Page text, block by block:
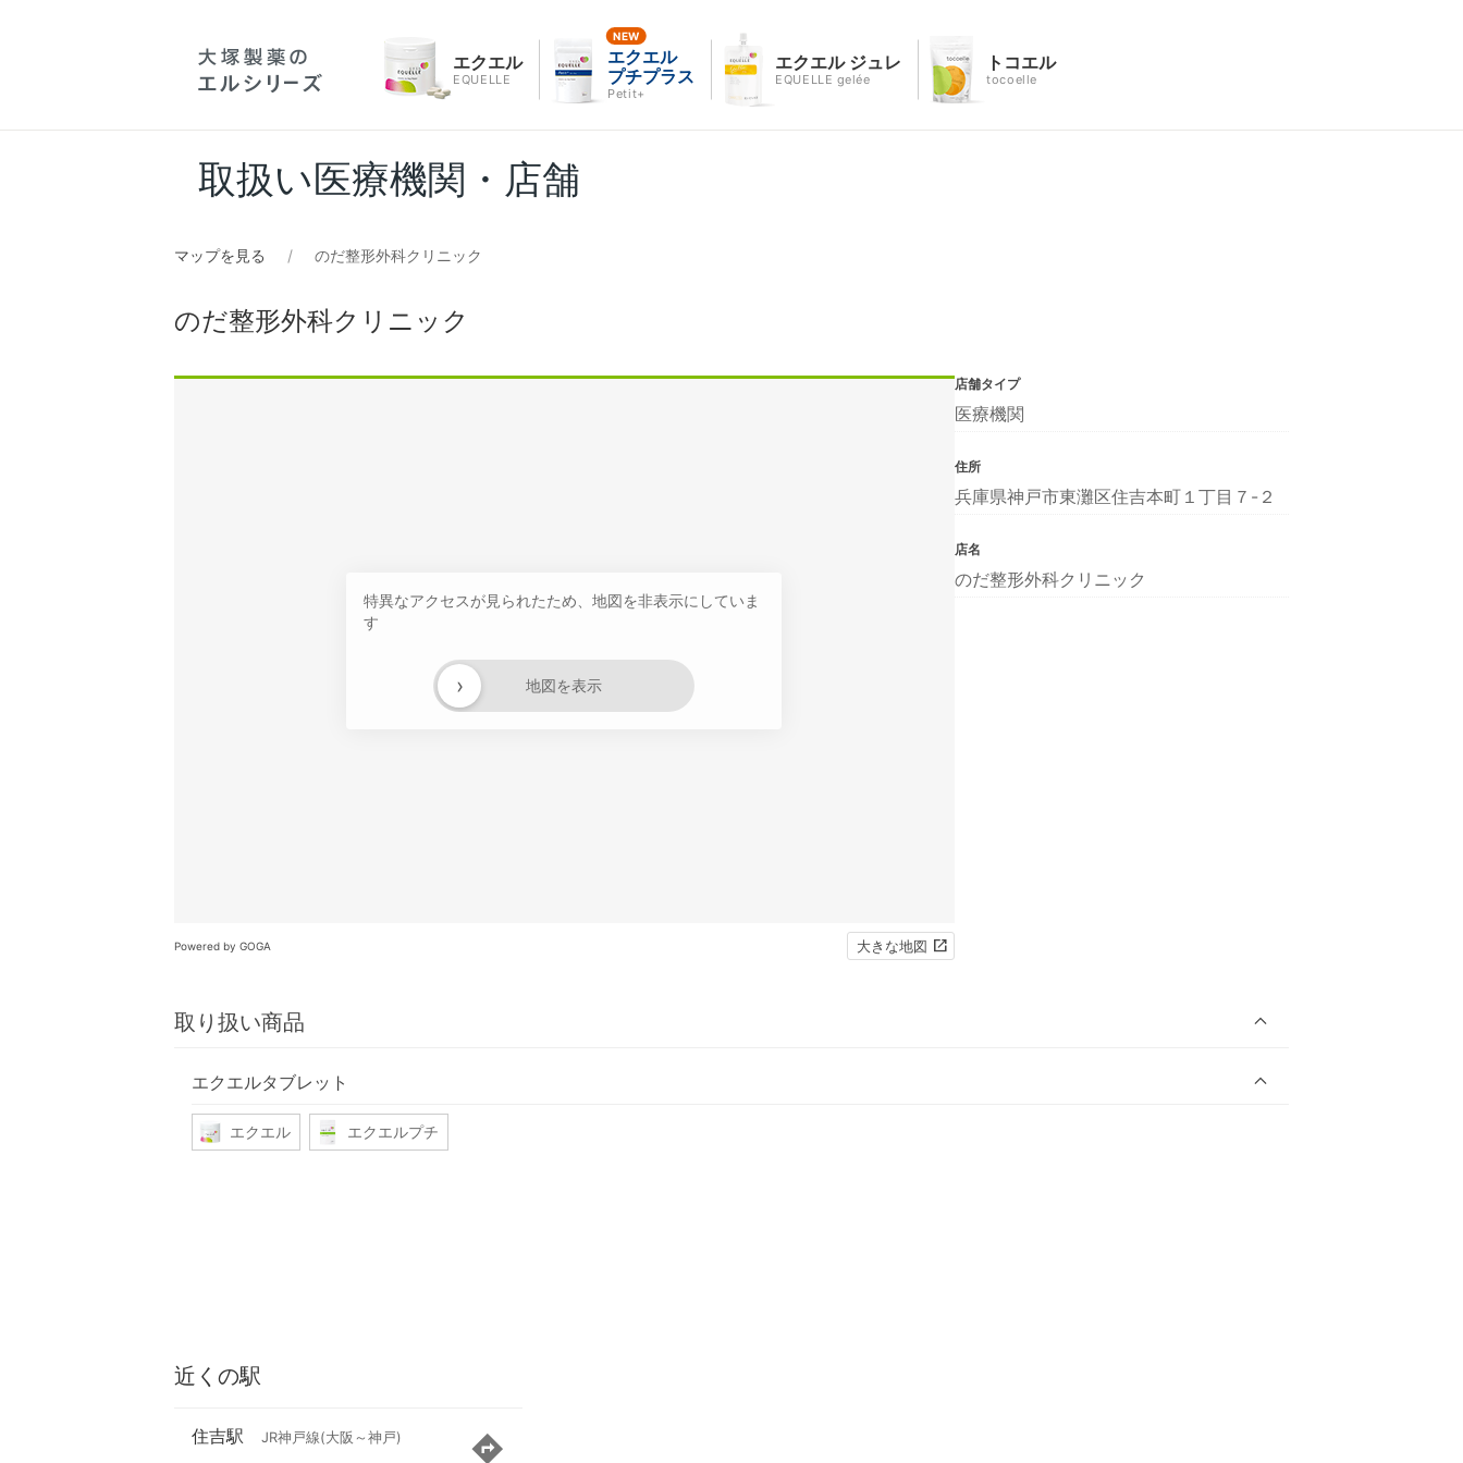
エクエル
EQUELLE
エクエル
プチプラス
Petit+
エクエル ジュレ
EQUELLE gelée
トコエル
tocoelle
取扱い医療機関・店舗
マップを見る のだ整形外科クリニック
のだ整形外科クリニック
特異なアクセスが見られたため、地図を非表示にしていま
す
地図を表示
›
Powered by GOGA 大きな地図
取り扱い商品
エクエルタブレット
エクエル エクエルプチ
店舗タイプ
医療機関
住所
兵庫県神戸市東灘区住吉本町１丁目７-２
店名
のだ整形外科クリニック
近くの駅
住吉駅 JR神戸線(大阪～神戸)